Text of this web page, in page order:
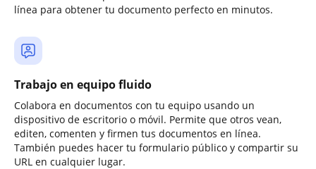
línea para obtener tu documento perfecto en minutos.
Trabajo en equipo fluido
Colabora en documentos con tu equipo usando un
dispositivo de escritorio o móvil. Permite que otros vean,
editen, comenten y firmen tus documentos en línea.
También puedes hacer tu formulario público y compartir su
URL en cualquier lugar.